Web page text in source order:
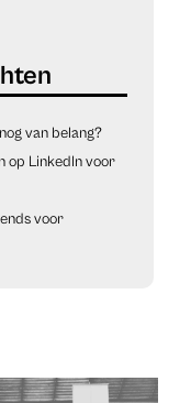
van belang?
op LinkedIn voor
voor